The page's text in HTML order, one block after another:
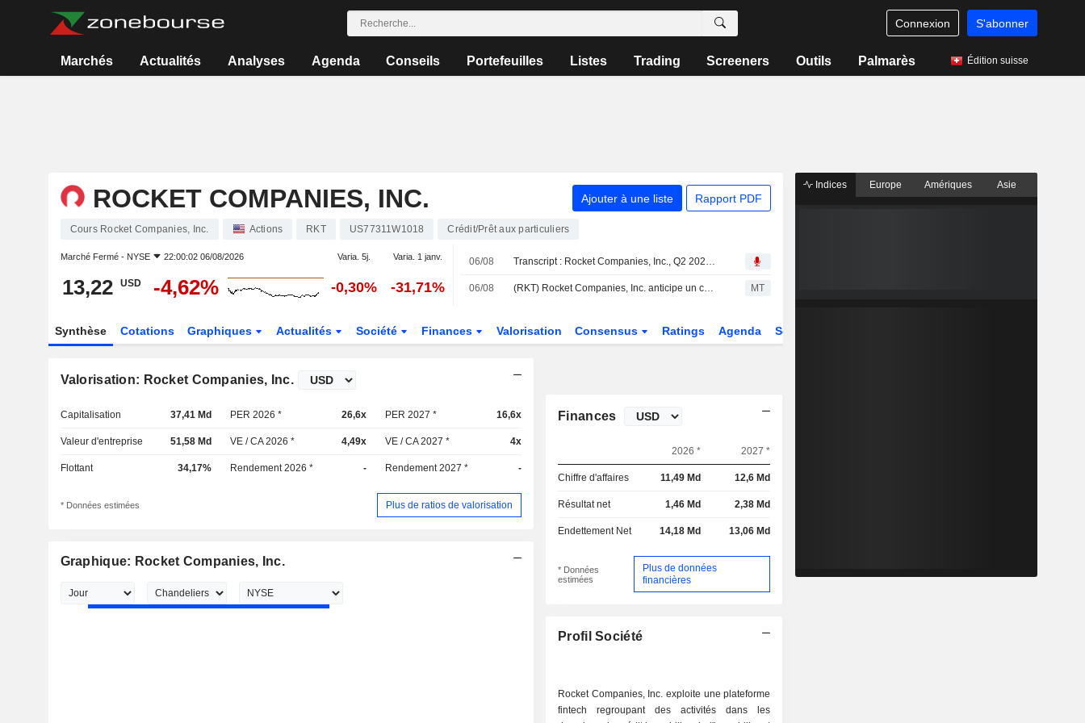
Connexion S'abonner
Marchés Actualités Analyses Agenda Conseils Portefeuilles Listes Trading Screeners Outils Palmarès Édition suisse
ROCKET COMPANIES, INC. Ajouter à une liste Rapport PDF
Cours Rocket Companies, Inc. Actions RKT US77311W1018 Crédit/Prêt aux particuliers
Marché Fermé - NYSE 22:00:02 06/08/2026 Varia. 5j. Varia. 1 janv.
13,22 USD -4,62% -0,30% -31,71%
06/08 Transcript : Rocket Companies, Inc., Q2 2026 Earnings Call, Aug 06, 2026
06/08 (RKT) Rocket Companies, Inc. anticipe un chiffre d'affaires compris entre 2,50 et 2,70 milliards de dollars pour le troisième trimestre MT
Synthèse Cotations Graphiques Actualités Société Finances Valorisation Consensus Ratings Agenda Secteur
Valorisation: Rocket Companies, Inc.
Capitalisation 37,41 Md PER 2026 * 26,6x PER 2027 * 16,6x
Valeur d'entreprise 51,58 Md VE / CA 2026 * 4,49x VE / CA 2027 * 4x
Flottant 34,17% Rendement 2026 * - Rendement 2027 * -
* Données estimées Plus de ratios de valorisation
Graphique: Rocket Companies, Inc.
Finances
2026 * 2027 *
Chiffre d'affaires 11,49 Md 12,6 Md
Résultat net 1,46 Md 2,38 Md
Endettement Net 14,18 Md 13,06 Md
* Données
estimées
Plus de données
financières
Profil Société
Rocket Companies, Inc. exploite une plateforme
fintech regroupant des activités dans les
Indices Europe Amériques Asie